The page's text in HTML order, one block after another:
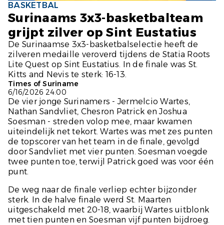
BASKETBAL
Surinaams 3x3-basketbalteam
grijpt zilver op Sint Eustatius
De Surinaamse 3x3-basketbalselectie heeft de
zilveren medaille veroverd tijdens de Statia Roots
Lite Quest op Sint Eustatius. In de finale was St.
Kitts and Nevis te sterk: 16-13.
Times of Suriname
6/16/2026 24:00
De vier jonge Surinamers - Jermelcio Wartes,
Nathan Sandvliet, Chesron Patrick en Joshua
Soesman - streden volop mee, maar kwamen
uiteindelijk net tekort. Wartes was met zes punten
de topscorer van het team in de finale, gevolgd
door Sandvliet met vier punten. Soesman voegde
twee punten toe, terwijl Patrick goed was voor één
punt.
De weg naar de finale verliep echter bijzonder
sterk. In de halve finale werd St. Maarten
uitgeschakeld met 20-18, waarbij Wartes uitblonk
met tien punten en Soesman vijf punten bijdroeg.